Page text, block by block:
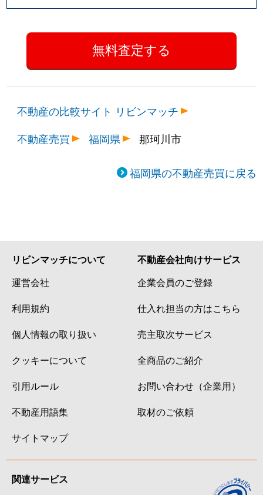
不動産の比較サイト リビンマッチ
不動産売買
福岡県 那珂川市
福岡県の不動産売買に戻る
リビンマッチについて
運営会社
利用規約
個人情報の取り扱い
クッキーについて
引用ルール
不動産用語集
サイトマップ
不動産会社向けサービス
企業会員のご登録
仕入れ担当の方はこちら
売主取次サービス
全商品のご紹介
お問い合わせ（企業用）
取材のご依頼
関連サービス